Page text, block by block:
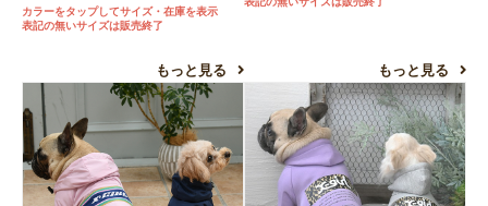
カラーをタップしてサイズ・在庫を表示
表記の無いサイズは販売終了
もっと見る もっと見る